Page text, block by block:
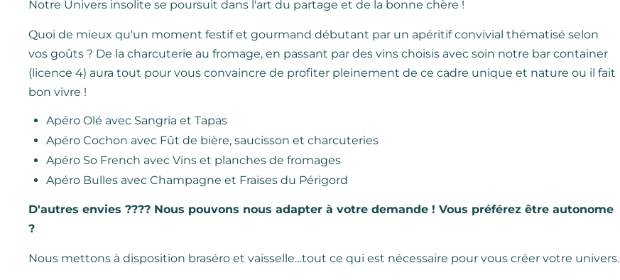
Notre Univers insolite se poursuit dans l'art du partage et de la bonne chère !
Quoi de mieux qu'un moment festif et gourmand débutant par un apéritif convivial thématisé selon
vos goûts ? De la charcuterie au fromage, en passant par des vins choisis avec soin notre bar container
(licence 4) aura tout pour vous convaincre de profiter pleinement de ce cadre unique et nature ou il fait
bon vivre !
Apéro Olé avec Sangria et Tapas
Apéro Cochon avec Fût de bière, saucisson et charcuteries
Apéro So French avec Vins et planches de fromages
Apéro Bulles avec Champagne et Fraises du Périgord
D'autres envies ???? Nous pouvons nous adapter à votre demande ! Vous préférez être autonome
?
Nous mettons à disposition braséro et vaisselle…tout ce qui est nécessaire pour vous créer votre univers.